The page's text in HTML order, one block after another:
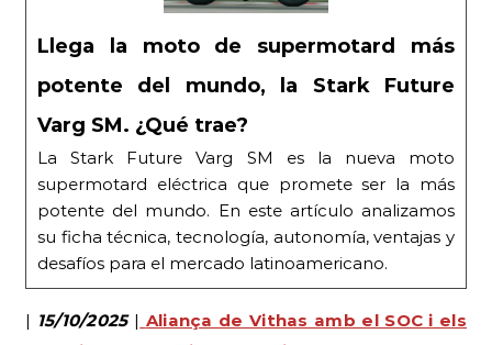
Llega la moto de supermotard más
potente del mundo, la Stark Future
Varg SM. ¿Qué trae?
La Stark Future Varg SM es la nueva moto
supermotard eléctrica que promete ser la más
potente del mundo. En este artículo analizamos
su ficha técnica, tecnología, autonomía, ventajas y
desafíos para el mercado latinoamericano.
| 15/10/2025| Aliança de Vithas amb el SOC i els